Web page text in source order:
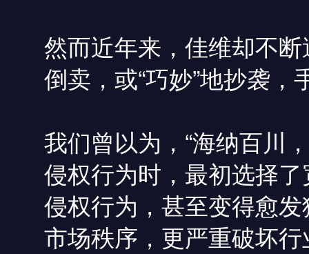
然而近年来，佳维却不
倒卖，或“巧妙”地抄袭
我们曾以为，“海纳百川
侵权行为时，最初选择
侵权行为，甚至变得愈
市场秩序，更严重破坏